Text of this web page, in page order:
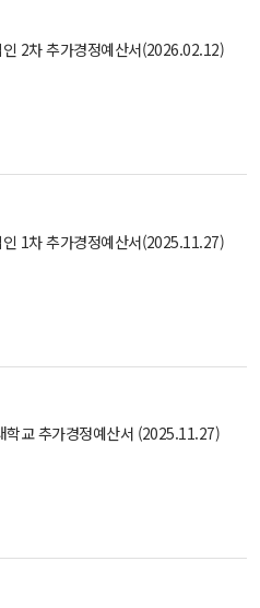
2차 추가경정예산서(2026.02.12)
1차 추가경정예산서(2025.11.27)
학교 추가경정예산서 (2025.11.27)